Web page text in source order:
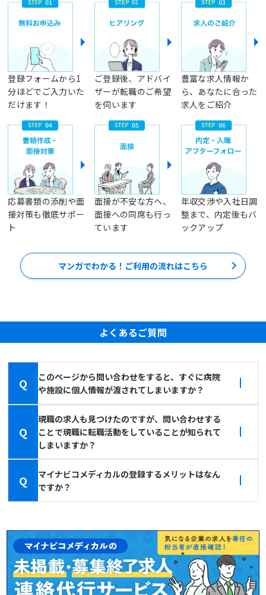
登録フォームから1
分ほどでご入力いた
だけます！
ご登録後、アドバイ
ザーが転職のご希望
を伺います
豊富な求人情報か
ら、あなたに合った
求人をご紹介
応募書類の添削や面
接対策も徹底サポー
ト
面接が不安な方へ、
面接への同席も行っ
ています
年収交渉や入社日調
整まで、内定後もバ
ックアップ
マンガでわかる！ご利用の流れはこちら
よくあるご質問
Q
このページから問い合わせをすると、すぐに病院
や施設に個人情報が渡されてしまいますか？
Q
現職の求人も見つけたのですが、問い合わせする
ことで現職に転職活動をしていることが知られて
しまいますか？
Q
マイナビコメディカルの登録するメリットはなん
ですか？